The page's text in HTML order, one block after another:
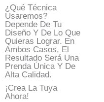
¿Qué Técnica
Usaremos?
Depende De Tu
Diseño Y De Lo Que
Quieras Lograr. En
Ambos Casos, El
Resultado Será Una
Prenda Única Y De
Alta Calidad.
¡Crea La Tuya
Ahora!